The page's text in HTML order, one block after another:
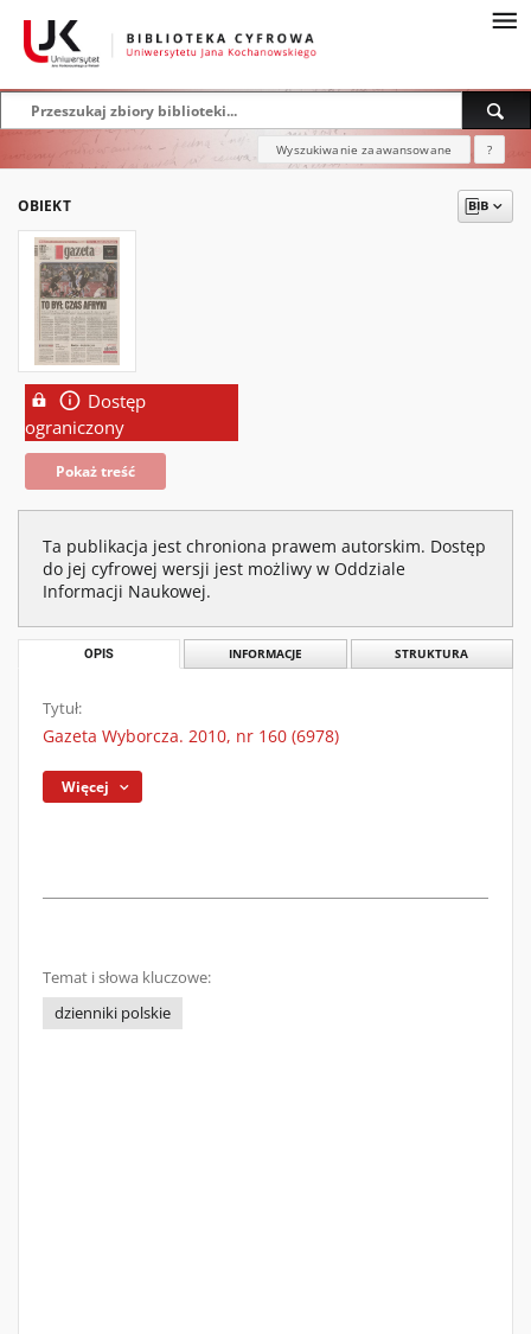
Wyszukiwanie zaawansowane ?
OBIEKT
Dostęp
ograniczony
Pokaż treść
Ta publikacja jest chroniona prawem autorskim. Dostęp
do jej cyfrowej wersji jest możliwy w Oddziale
Informacji Naukowej.
OPIS INFORMACJE STRUKTURA
Tytuł:
Gazeta Wyborcza. 2010, nr 160 (6978)
Więcej
Temat i słowa kluczowe:
dzienniki polskie